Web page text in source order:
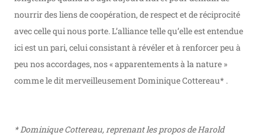
nourrir des liens de coopération, de respect et de réciprocité
avec celle qui nous porte. L’alliance telle qu’elle est entendue
ici est un pari, celui consistant à révéler et à renforcer peu à
peu nos accordages, nos « apparentements à la nature »
comme le dit merveilleusement Dominique Cottereau* .
* Dominique Cottereau, reprenant les propos de Harold